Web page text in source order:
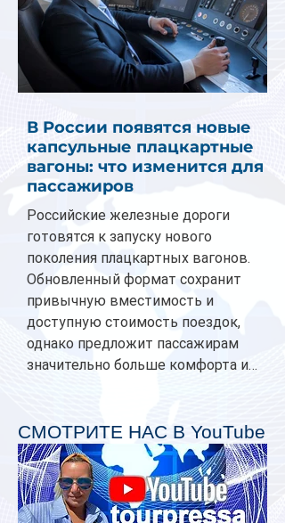
В России появятся новые
капсульные плацкартные
вагоны: что изменится для
пассажиров
Российские железные дороги
готовятся к запуску нового
поколения плацкартных вагонов.
Обновленный формат сохранит
привычную вместимость и
доступную стоимость поездок,
однако предложит пассажирам
значительно больше комфорта и
планируется начать в 2027 году.
Одним из главных нововведений
станут индивидуальные шторки у
каждого спального места. Они
позволят пассажирам закрыть свою
СМОТРИТЕ НАС В YouTube